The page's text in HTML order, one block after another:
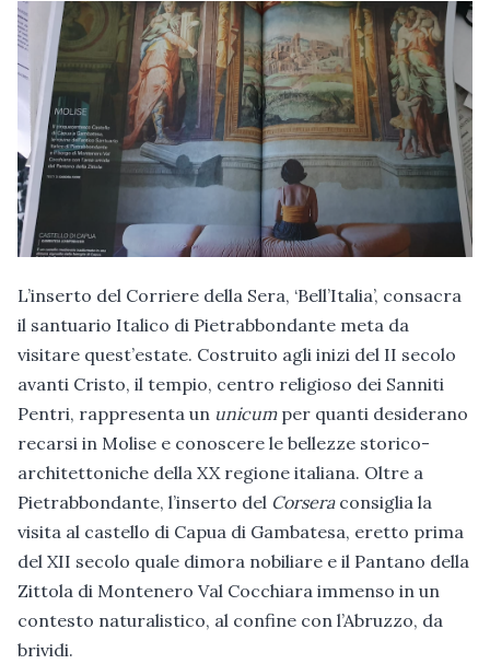
L’inserto del Corriere della Sera, ‘Bell’Italia’, consacra
il santuario Italico di Pietrabbondante meta da
visitare quest’estate. Costruito agli inizi del II secolo
avanti Cristo, il tempio, centro religioso dei Sanniti
Pentri, rappresenta un unicumper quanti desiderano
recarsi in Molise e conoscere le bellezze storico-
architettoniche della XX regione italiana. Oltre a
Pietrabbondante, l’inserto del Corsera consiglia la
visita al castello di Capua di Gambatesa, eretto prima
del XII secolo quale dimora nobiliare e il Pantano della
Zittola di Montenero Val Cocchiara immenso in un
contesto naturalistico, al confine con l’Abruzzo, da
brividi.